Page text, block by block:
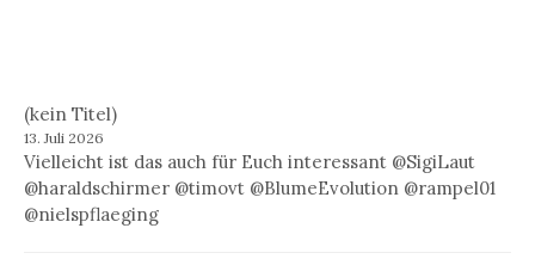
(kein Titel)
13. Juli 2026
Vielleicht ist das auch für Euch interessant @SigiLaut
@haraldschirmer @timovt @BlumeEvolution @rampel01
@nielspflaeging